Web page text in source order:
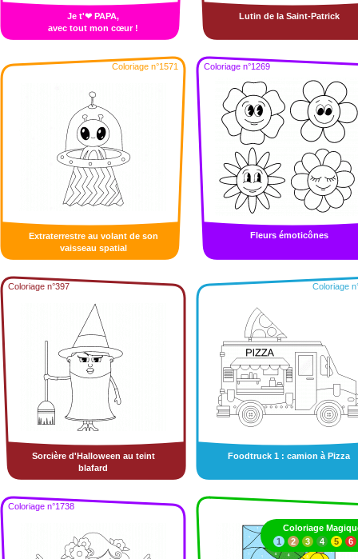
Je t'❤ PAPA,
avec tout mon cœur !
Lutin de la Saint-Patrick
Coloriage n°1571
Extraterrestre au volant de son
vaisseau spatial
Coloriage n°1269
Fleurs émoticônes
Coloriage n°397
Sorcière d'Halloween au teint
blafard
Coloriage
Foodtruck 1 : camion à Pizza
Coloriage n°1738
Coloriage
1
2 3 4 5 6